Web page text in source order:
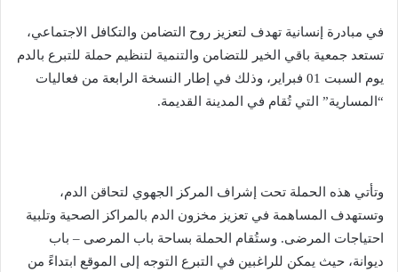
في مبادرة إنسانية تهدف لتعزيز روح التضامن والتكافل الاجتماعي،
تستعد جمعية باقي الخير للتضامن والتنمية لتنظيم حملة للتبرع بالدم
يوم السبت 01 فبراير، وذلك في إطار النسخة الرابعة من فعاليات
“المسارية” التي تُقام في المدينة القديمة.
وتأتي هذه الحملة تحت إشراف المركز الجهوي لتحاقن الدم،
وتستهدف المساهمة في تعزيز مخزون الدم بالمراكز الصحية وتلبية
احتياجات المرضى. وستُقام الحملة بساحة باب المرصى – باب
ديوانة، حيث يمكن للراغبين في التبرع التوجه إلى الموقع ابتداءً من